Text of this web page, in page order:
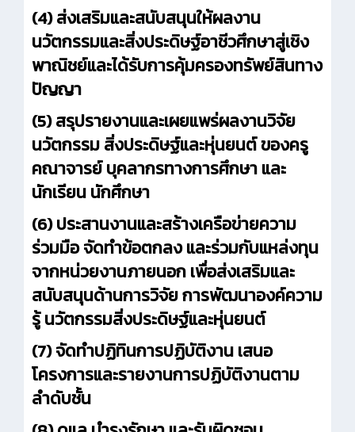
(4) ส่งเสริมและสนับสนุนให้ผลงาน
นวัตกรรมและสิ่งประดิษฐ์อาชีวศึกษาสู่เชิง
พาณิชย์และได้รับการคุ้มครองทรัพย์สินทาง
ปัญญา
(5) สรุปรายงานและเผยแพร่ผลงานวิจัย
นวัตกรรม สิ่งประดิษฐ์และหุ่นยนต์ ของครู
คณาจารย์ บุคลากรทางการศึกษา และ
นักเรียน นักศึกษา
(6) ประสานงานและสร้างเครือข่ายความ
ร่วมมือ จัดทำข้อตกลง และร่วมกับแหล่งทุน
จากหน่วยงานภายนอก เพื่อส่งเสริมและ
สนับสนุนด้านการวิจัย การพัฒนาองค์ความ
รู้ นวัตกรรมสิ่งประดิษฐ์และหุ่นยนต์
(7) จัดทำปฏิทินการปฏิบัติงาน เสนอ
โครงการและรายงานการปฏิบัติงานตาม
ลำดับชั้น